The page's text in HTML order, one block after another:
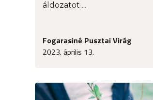
áldozatot ...
Fogarasiné Pusztai Virág
2023. április 13.